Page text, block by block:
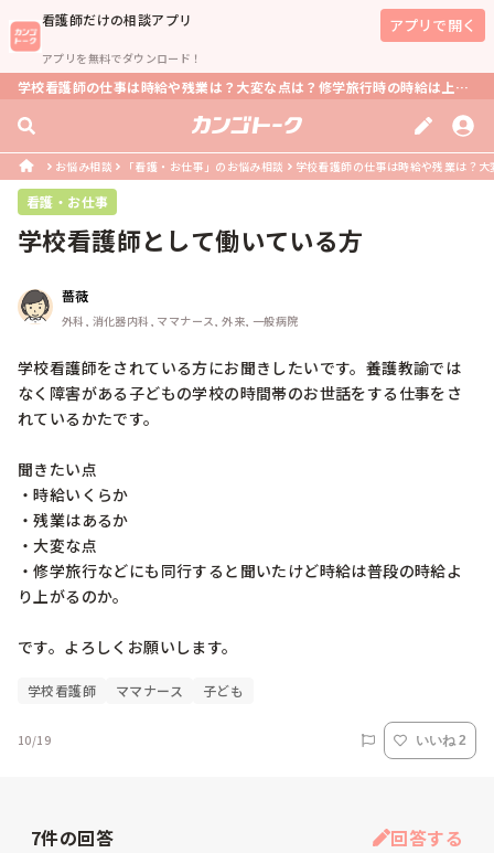
看護師だけの相談アプリ
アプリを無料でダウンロード！
アプリで開く
学校看護師の仕事は時給や残業は？大変な点は？修学旅行時の時給は上がる？ ？
お悩み相談 「看護・お仕事」のお悩み相談 学校看護師の仕事は時給や残業は？
看護・お仕事
学校看護師として働いている方
薔薇
外科, 消化器内科, ママナース, 外来, 一般病院
学校看護師をされている方にお聞きしたいです。養護教諭では
なく障害がある子どもの学校の時間帯のお世話をする仕事をさ
れているかたです。
聞きたい点
・時給いくらか
・残業はあるか
・大変な点
・修学旅行などにも同行すると聞いたけど時給は普段の時給よ
り上がるのか。
です。よろしくお願いします。
学校看護師 ママナース 子ども
10/19 いいね 2
7件の回答 回答する